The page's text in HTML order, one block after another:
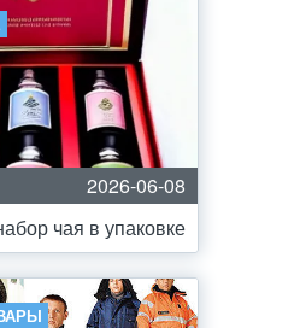
2026-06-08
чая в упаковке